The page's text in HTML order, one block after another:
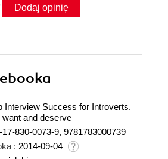
Dodaj opinię
ebooka
Interview Success for Introverts.
and deserve
17-830-0073-9, 9781783000739
: 2014-09-04